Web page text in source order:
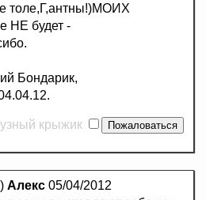
толе,Г,антны!)МОИХ
НЕ будет -
Бондарик,
крыжик
Алекс 05/04/2012